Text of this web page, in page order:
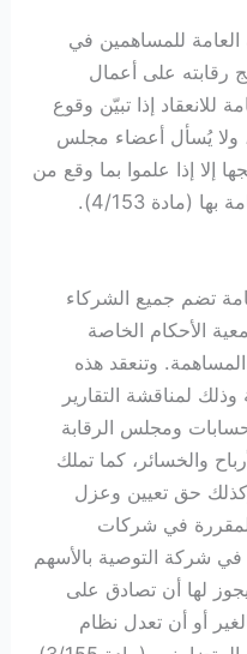
العامة للمساهمين في
رقابته على أعمال
للانعقاد إذا تبيّن وقوع
ولا يُسأل أعضاء مجلس
إلا إذا علموا بما وقع من
(مادة 4/153).
تضم جميع الشركاء
الأحكام الخاصة
وتنعقد هذه
لمناقشة التقارير
ومجلس الرقابة
والخسائر، كما تملك
حق تعيين وعزل
في شركات
في شركة التوصية بالأسهم
لها أن تصادق على
أو أن تعدل نظام